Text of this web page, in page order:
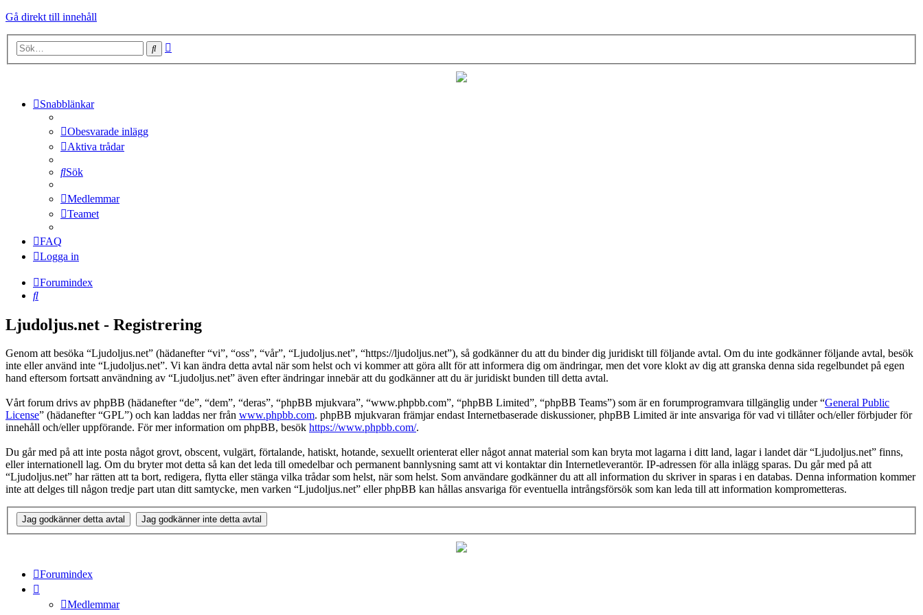
Gå direkt till innehåll
Sök
Snabblänkar
Obesvarade inlägg
Aktiva trådar
Sök
Medlemmar
Teamet
FAQ
Logga in
Forumindex
Sök
Ljudoljus.net - Registrering
Genom att besöka “Ljudoljus.net” (hädanefter “vi”, “oss”, “vår”, “Ljudoljus.net”, “https://ljudoljus.net”), så godkänner du att du binder dig juridiskt till följande avtal. Om du inte godkänner följande avtal, besök
inte eller använd inte “Ljudoljus.net”. Vi kan ändra detta avtal när som helst och vi kommer att göra allt för att informera dig om ändringar, men det vore klokt av dig att granska denna sida regelbundet på egen
hand eftersom fortsatt användning av “Ljudoljus.net” även efter ändringar innebär att du godkänner att du är juridiskt bunden till detta avtal.
Vårt forum drivs av phpBB (hädanefter “de”, “dem”, “deras”, “phpBB mjukvara”, “www.phpbb.com”, “phpBB Limited”, “phpBB Teams”) som är en forumprogramvara tillgänglig under “General Public
License” (hädanefter “GPL”) och kan laddas ner från www.phpbb.com. phpBB mjukvaran främjar endast Internetbaserade diskussioner, phpBB Limited är inte ansvariga för vad vi tillåter och/eller förbjuder för
innehåll och/eller uppförande. För mer information om phpBB, besök https://www.phpbb.com/.
Du går med på att inte posta något grovt, obscent, vulgärt, förtalande, hatiskt, hotande, sexuellt orienterat eller något annat material som kan bryta mot lagarna i ditt land, lagar i landet där “Ljudoljus.net” finns,
eller internationell lag. Om du bryter mot detta så kan det leda till omedelbar och permanent bannlysning samt att vi kontaktar din Internetleverantör. IP-adressen för alla inlägg sparas. Du går med på att
“Ljudoljus.net” har rätten att ta bort, redigera, flytta eller stänga vilka trådar som helst, när som helst. Som användare godkänner du att all information du skriver in sparas i en databas. Denna information kommer
inte att delges till någon tredje part utan ditt samtycke, men varken “Ljudoljus.net” eller phpBB kan hållas ansvariga för eventuella intrångsförsök som kan leda till att information komprometteras.
Forumindex
Medlemmar